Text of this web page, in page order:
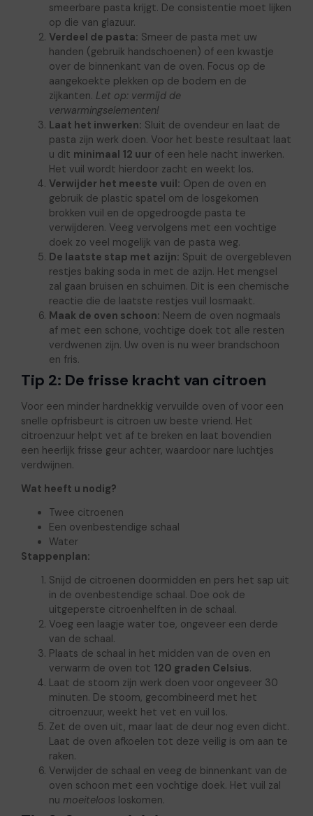
smeerbare pasta krijgt. De consistentie moet lijken
op die van glazuur.
Verdeel de pasta: Smeer de pasta met uw
handen (gebruik handschoenen) of een kwastje
over de binnenkant van de oven. Focus op de
aangekoekte plekken op de bodem en de
zijkanten. Let op: vermijd de
verwarmingselementen!
Laat het inwerken: Sluit de ovendeur en laat de
pasta zijn werk doen. Voor het beste resultaat laat
u dit minimaal 12 uur of een hele nacht inwerken.
Het vuil wordt hierdoor zacht en weekt los.
Verwijder het meeste vuil: Open de oven en
gebruik de plastic spatel om de losgekomen
brokken vuil en de opgedroogde pasta te
verwijderen. Veeg vervolgens met een vochtige
doek zo veel mogelijk van de pasta weg.
De laatste stap met azijn: Spuit de overgebleven
restjes baking soda in met de azijn. Het mengsel
zal gaan bruisen en schuimen. Dit is een chemische
reactie die de laatste restjes vuil losmaakt.
Maak de oven schoon: Neem de oven nogmaals
af met een schone, vochtige doek tot alle resten
verdwenen zijn. Uw oven is nu weer brandschoon
en fris.
Tip 2: De frisse kracht van citroen
Voor een minder hardnekkig vervuilde oven of voor een
snelle opfrisbeurt is citroen uw beste vriend. Het
citroenzuur helpt vet af te breken en laat bovendien
een heerlijk frisse geur achter, waardoor nare luchtjes
verdwijnen.
Wat heeft u nodig?
Twee citroenen
Een ovenbestendige schaal
Water
Stappenplan:
Snijd de citroenen doormidden en pers het sap uit
in de ovenbestendige schaal. Doe ook de
uitgeperste citroenhelften in de schaal.
Voeg een laagje water toe, ongeveer een derde
van de schaal.
Plaats de schaal in het midden van de oven en
verwarm de oven tot 120 graden Celsius.
Laat de stoom zijn werk doen voor ongeveer 30
minuten. De stoom, gecombineerd met het
citroenzuur, weekt het vet en vuil los.
Zet de oven uit, maar laat de deur nog even dicht.
Laat de oven afkoelen tot deze veilig is om aan te
raken.
Verwijder de schaal en veeg de binnenkant van de
oven schoon met een vochtige doek. Het vuil zal
nu moeiteloos loskomen.